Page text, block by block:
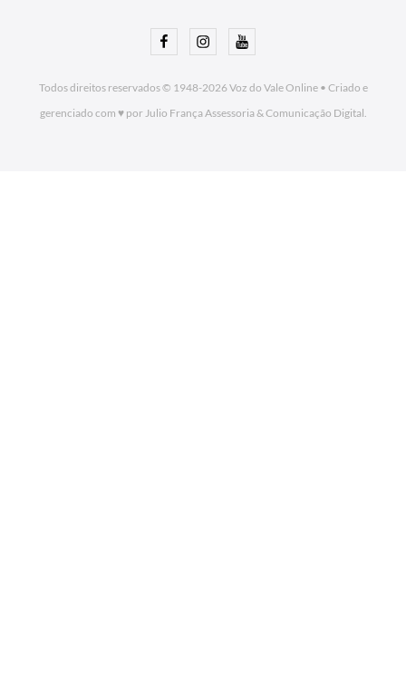
FacebookInstagramYoutube
Todos direitos reservados © 1948-2026Voz do Vale Online• Criado e
gerenciado com ♥ por Julio França Assessoria& Comunicação Digital.